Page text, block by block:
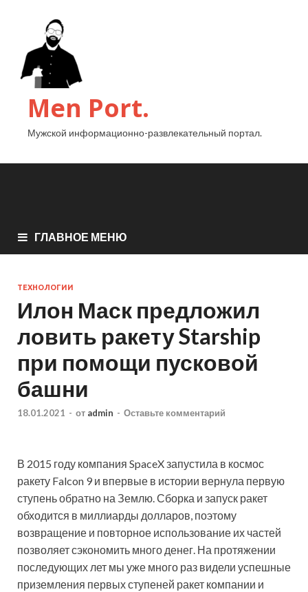
Men Port.
Мужской информационно-развлекательный портал.
ГЛАВНОЕ МЕНЮ
ТЕХНОЛОГИИ
Илон Маск предложил
ловить ракету Starship
при помощи пусковой
башни
18.01.2021 - от admin - Оставьте комментарий
В 2015 году компания SpaceX запустила в космос
ракету Falcon 9 и впервые в истории вернула первую
ступень обратно на Землю. Сборка и запуск ракет
обходится в миллиарды долларов, поэтому
возвращение и повторное использование их частей
позволяет сэкономить много денег. На протяжении
последующих лет мы уже много раз видели успешные
приземления первых ступеней ракет компании и